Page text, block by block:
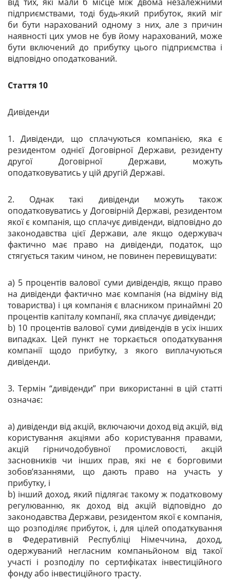
підприємствами, тоді будь-який прибуток, який міг
би бути нарахований одному з них, але з причин
наявності цих умов не був йому нарахований, може
бути включений до прибутку цього підприємства і
відповідно оподаткований.
Стаття 10
Дивіденди
1. Дивіденди, що сплачуються компанією, яка є
резидентом однієї Договірної Держави, резиденту
другої Договірної Держави, можуть
оподатковуватись у цій другій Державі.
2. Однак такі дивіденди можуть також
оподатковуватись у Договірній Державі, резидентом
якої є компанія, що сплачує дивіденди, відповідно до
законодавства цієї Держави, але якщо одержувач
фактично має право на дивіденди, податок, що
стягується таким чином, не повинен перевищувати:
a) 5 процентів валової суми дивідендів, якщо право
на дивіденди фактично має компанія (на відміну від
товариства) і ця компанія є власником принаймні 20
процентів капіталу компанії, яка сплачує дивіденди;
b) 10 процентів валової суми дивідендів в усіх інших
випадках. Цей пункт не торкається оподаткування
компанії щодо прибутку, з якого виплачуються
дивіденди.
3. Термін “дивіденди” при використанні в цій статті
означає:
a) дивіденди від акцій, включаючи доход від акцій, від
користування акціями або користування правами,
акцій гірничодобувної промисловості, акцій
засновників чи інших прав, які не є борговими
зобов’язаннями, що дають право на участь у
прибутку, і
b) інший доход, який підлягає такому ж податковому
регулюванню, як доход від акцій відповідно до
законодавства Держави, резидентом якої є компанія,
що розподіляє прибуток, і, для цілей оподаткування
в Федеративній Республіці Німеччина, доход,
одержуваний негласним компаньйоном від такої
участі і розподілу по сертифікатах інвестиційного
фонду або інвестиційного трасту.